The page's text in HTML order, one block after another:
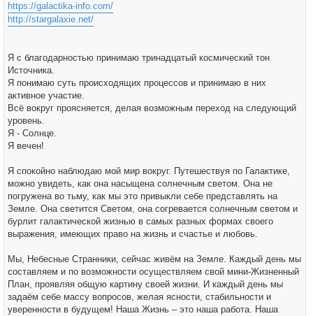
https://galactika-info.com/
http://stargalaxie.net/
Я с благодарностью принимаю тринадцатый космический тон
Источника.
Я понимаю суть происходящих процессов и принимаю в них
активное участие.
Всё вокруг проясняется, делая возможным переход на следующий
уровень.
Я - Солнце.
Я вечен!
Я спокойно наблюдаю мой мир вокруг. Путешествуя по Галактике,
можно увидеть, как она насыщена солнечным светом. Она не
погружена во тьму, как мы это привыкли себе представлять на
Земле. Она светится Светом, она согревается солнечным светом и
бурлит галактической жизнью в самых разных формах своего
выражения, имеющих право на жизнь и счастье и любовь.
Мы, Небесные Странники, сейчас живём на Земле. Каждый день мы
составляем и по возможности осуществляем свой мини-Жизненный
План, проявляя общую картину своей жизни. И каждый день мы
задаём себе массу вопросов, желая ясности, стабильности и
уверенности в будущем! Наша Жизнь – это наша работа. Наша